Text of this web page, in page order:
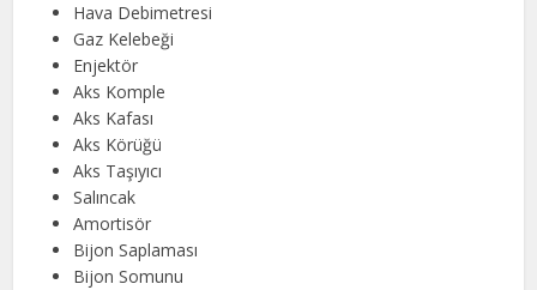
Hava Debimetresi
Gaz Kelebeği
Enjektör
Aks Komple
Aks Kafası
Aks Körüğü
Aks Taşıyıcı
Salıncak
Amortisör
Bijon Saplaması
Bijon Somunu